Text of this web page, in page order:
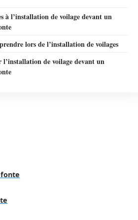
à l’installation de voilage devant un
lors de l’installation de voilages
l’installation de voilage devant un